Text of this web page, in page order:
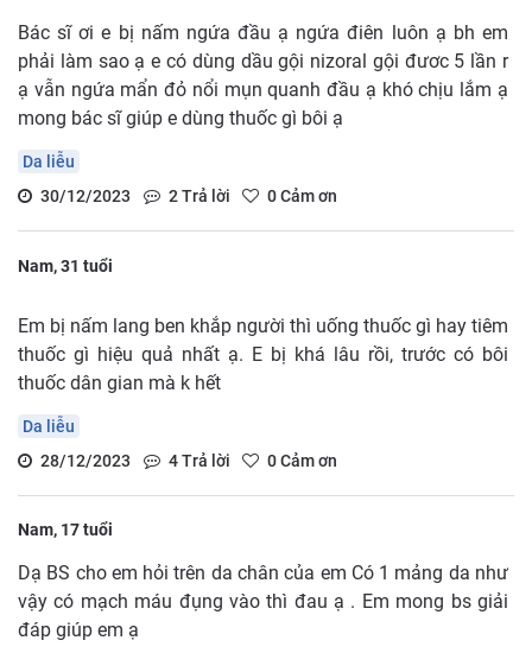
Bác sĩ ơi e bị nấm ngứa đầu ạ ngứa điên luôn ạ bh em
phải làm sao ạ e có dùng dầu gội nizoral gội đươc 5 lần r
ạ vẫn ngứa mẩn đỏ nổi mụn quanh đầu ạ khó chịu lắm ạ
mong bác sĩ giúp e dùng thuốc gì bôi ạ
Da liễu
30/12/2023
2Trả lời 0Cảm ơn
Nam, 31 tuổi
Em bị nấm lang ben khắp người thì uống thuốc gì hay tiêm
thuốc gì hiệu quả nhất ạ. E bị khá lâu rồi, trước có bôi
thuốc dân gian mà k hết
Da liễu
28/12/2023
4Trả lời 0Cảm ơn
Nam, 17 tuổi
Dạ BS cho em hỏi trên da chân của em Có 1 mảng da như
vậy có mạch máu đụng vào thì đau ạ . Em mong bs giải
đáp giúp em ạ